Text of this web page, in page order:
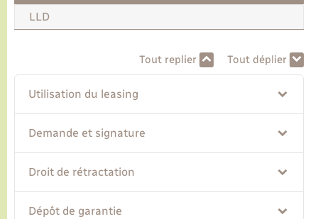
LLD
Tout replier Tout déplier
Utilisation du leasing
Demande et signature
Droit de rétractation
Dépôt de garantie